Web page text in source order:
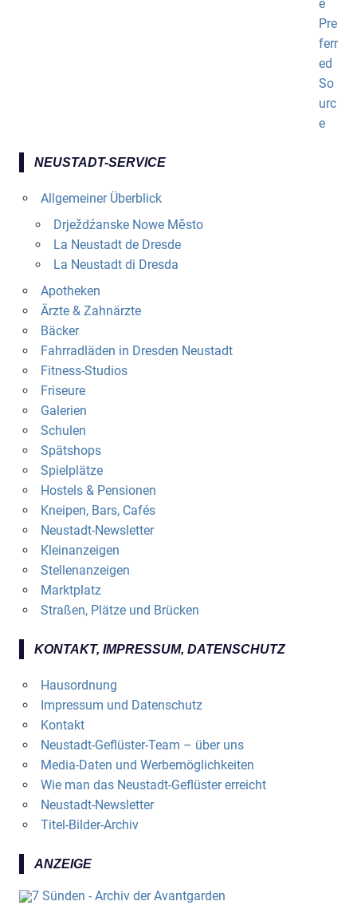
NEUSTADT-SERVICE
Allgemeiner Überblick
Drježdźanske Nowe Město
La Neustadt de Dresde
La Neustadt di Dresda
Apotheken
Ärzte & Zahnärzte
Bäcker
Fahrradläden in Dresden Neustadt
Fitness-Studios
Friseure
Galerien
Schulen
Spätshops
Spielplätze
Hostels & Pensionen
Kneipen, Bars, Cafés
Neustadt-Newsletter
Kleinanzeigen
Stellenanzeigen
Marktplatz
Straßen, Plätze und Brücken
KONTAKT, IMPRESSUM, DATENSCHUTZ
Hausordnung
Impressum und Datenschutz
Kontakt
Neustadt-Geflüster-Team – über uns
Media-Daten und Werbemöglichkeiten
Wie man das Neustadt-Geflüster erreicht
Neustadt-Newsletter
Titel-Bilder-Archiv
ANZEIGE